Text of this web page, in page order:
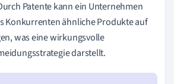
Patente kann ein Unternehmen
Konkurrenten ähnliche Produkte auf
was eine wirkungsvolle
darstellt.